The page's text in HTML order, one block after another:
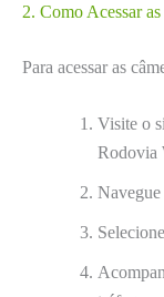
2. Como Acessar
Para acessar as
Visite o
Rodovia
Navegue